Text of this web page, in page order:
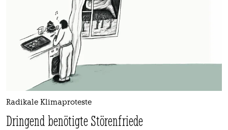
Radikale Klimaproteste
Dringend benötigte Störenfriede